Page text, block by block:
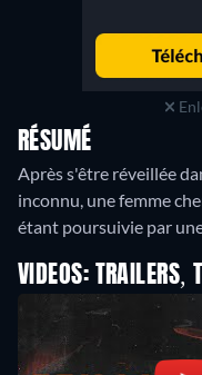
RÉSUMÉ
Après s'être réveillée
inconnu, une femme
étant poursuivie par
VIDEOS: TRAILERS,